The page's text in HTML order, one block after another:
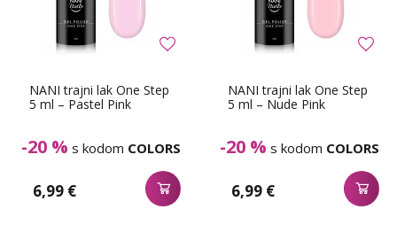
NANI trajni lak One Step
5 ml – Pastel Pink
-20 % s kodom COLORS
6,99 €
NANI trajni lak One Step
5 ml – Nude Pink
-20 % s kodom COLORS
6,99 €